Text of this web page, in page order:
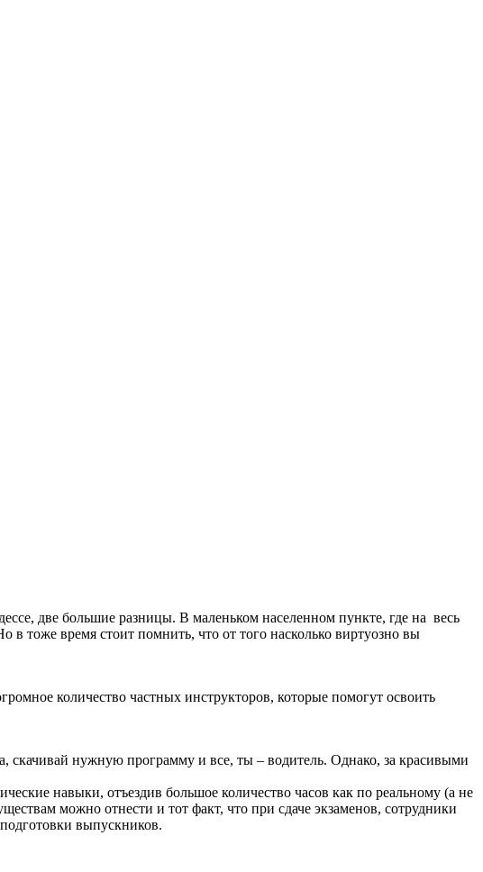
две большие разницы. В маленьком населенном пункте, где на весь
в тоже время стоит помнить, что от того насколько виртуозно вы
количество частных инструкторов, которые помогут освоить
скачивай нужную программу и все, ты – водитель. Однако, за красивыми
навыки, отъездив большое количество часов как по реальному (а не
можно отнести и тот факт, что при сдаче экзаменов, сотрудники
выпускников.